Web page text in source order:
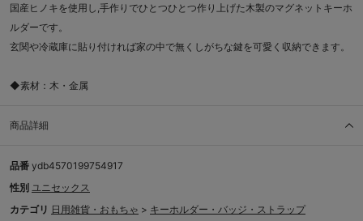
国産ヒノキを使用し,手作りでひとつひとつ作り上げた木製のマグネットキーホ
ルダーです。
玄関や冷蔵庫に貼り付ければ家の中で無くしがちな鍵を可愛く収納できます。
◆素材：木・金属
商品詳細
品番 ydb4570199754917
性別 ユニセックス
カテゴリ 日用雑貨・おもちゃ > キーホルダー・バッジ・ストラップ